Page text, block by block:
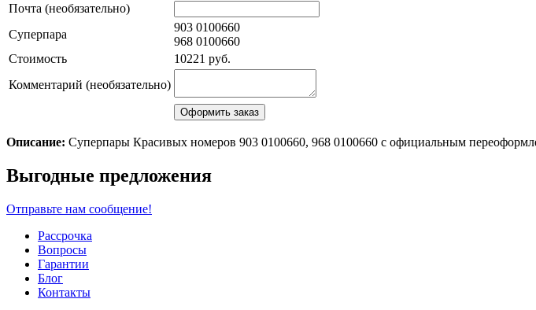
Почта (необязательно)
Суперпара
903 0100660
968 0100660
Стоимость
10221 руб.
Комментарий (необязательно)
Описание: Суперпары Красивых номеров 903 0100660, 968 0100660 с официальным
Scroll
Up
Выгодные предложения
Отправьте нам сообщение!
Рассрочка
Вопросы
Гарантии
Блог
Контакты